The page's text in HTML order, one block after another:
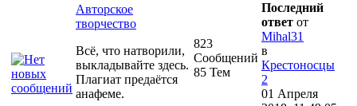
Авторское
творчество
Всё, что натворили,
выкладывайте здесь.
Плагиат предаётся
анафеме.
823
Сообщений
85 Тем
Последний
ответ от
Mihal31
в
Крестоносцы
2
01 Апреля